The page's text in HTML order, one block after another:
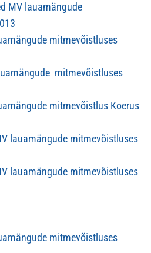
MV lauamängude
mitmevõistluses
mitmevõistluses
mitmevõistlus Koerus
lauamängude mitmevõistluses
lauamängude mitmevõistluses
mitmevõistluses